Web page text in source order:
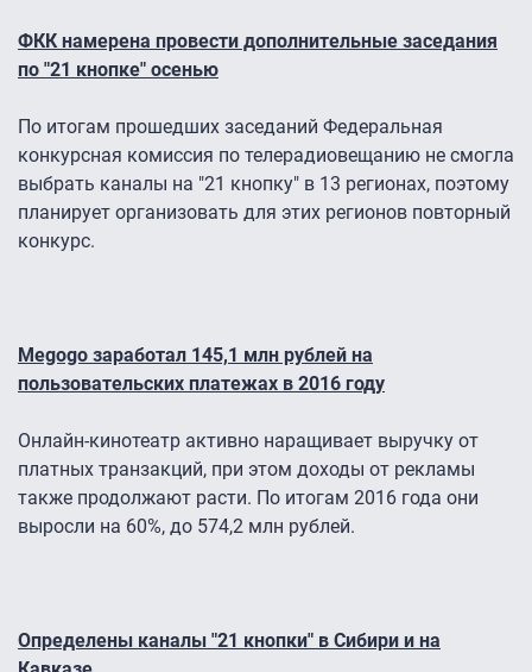
ФКК намерена провести дополнительные заседания
по "21 кнопке" осенью
По итогам прошедших заседаний Федеральная
конкурсная комиссия по телерадиовещанию не смогла
выбрать каналы на "21 кнопку" в 13 регионах, поэтому
планирует организовать для этих регионов повторный
конкурс.
Megogo заработал 145,1 млн рублей на
пользовательских платежах в 2016 году
Онлайн-кинотеатр активно наращивает выручку от
платных транзакций, при этом доходы от рекламы
также продолжают расти. По итогам 2016 года они
выросли на 60%, до 574,2 млн рублей.
Определены каналы "21 кнопки" в Сибири и на